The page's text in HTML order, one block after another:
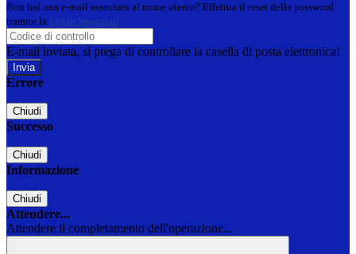
Non hai una e-mail associata al nome utente? Effettua il reset della password
tramite la Login Spaggiari
E-mail inviata, si prega di controllare la casella di posta elettronica!
Errore
Chiudi
Successo
Chiudi
Informazione
Chiudi
Attendere...
Attendere il completamento dell'operazione...